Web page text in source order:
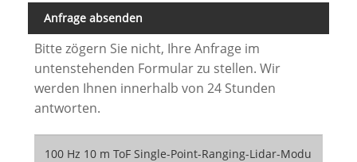
Anfrage absenden
Bitte zögern Sie nicht, Ihre Anfrage im
untenstehenden Formular zu stellen. Wir
werden Ihnen innerhalb von 24 Stunden
antworten.